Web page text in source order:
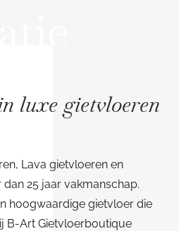
luxe gietvloeren
Lava gietvloeren en
25 jaar vakmanschap.
hoogwaardige gietvloer die
B-Art Gietvloerboutique